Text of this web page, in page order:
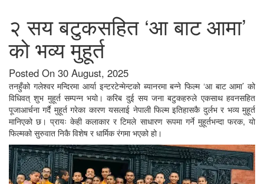
२ सय बटुकसहित ‘आ बाट आमा’
को भव्य मुहूर्त
Posted On 30 August, 2025
तनहुँको गलेश्वर मन्दिरमा आर्या इन्टरटेन्मेन्टको ब्यानरमा बन्ने फिल्म ‘आ बाट आमा’ को
विधिवत् शुभ मुहूर्त सम्पन्न भयो। करिब दुई सय जना बटुकहरुले एकसाथ हवनसहित
पूजाआर्चना गर्दै मुहूर्त गरेका कारण यसलाई नेपाली फिल्म इतिहासकै दुर्लभ र भव्य मुहूर्त
मानिएको छ। प्रायः केही कलाकार र टिमले साधारण रूपमा गर्ने मुहूर्तभन्दा फरक, यो
फिल्मको सुरुवात निकै विशेष र धार्मिक रंगमा भएको हो।